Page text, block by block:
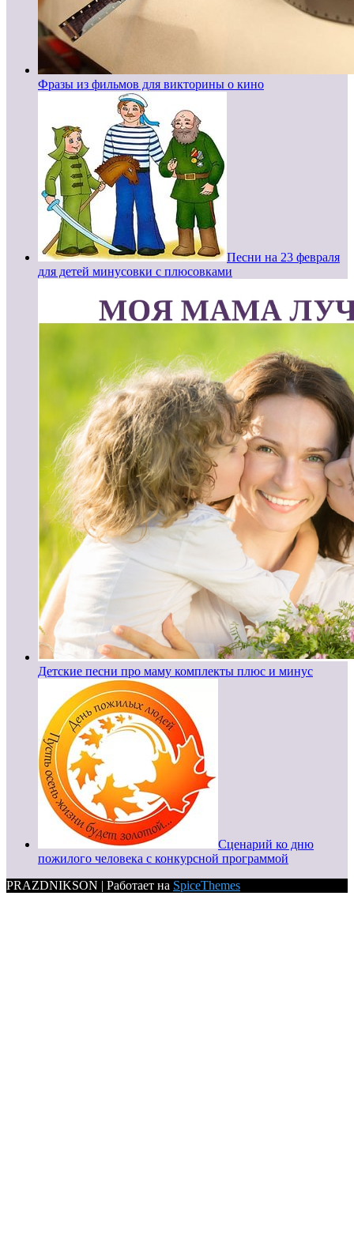
Фразы из фильмов для викторины о кино
Песни на 23 февраля
для детей минусовки с плюсовками
Детские песни про маму комплекты плюс и минус
Сценарий ко дню
пожилого человека с конкурсной программой
PRAZDNIKSON | Работает на SpiceThemes